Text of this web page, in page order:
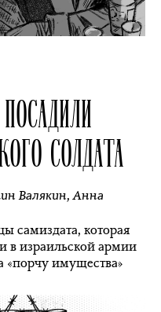
СОЛДАТА
Валякин,Анна
самиздата, которая
в израильской армии
«порчу имущества»